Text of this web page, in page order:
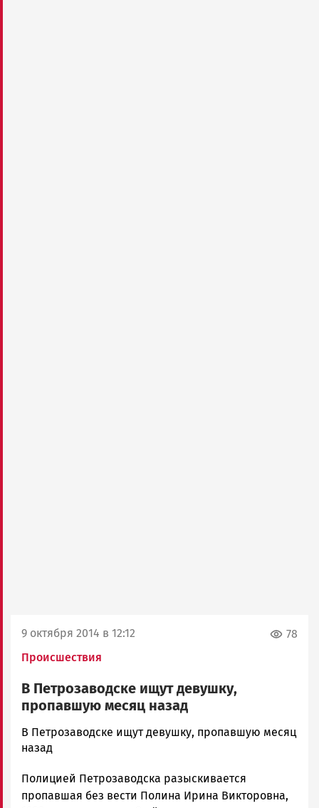
9 октября 2014 в 12:12
Происшествия
78
В Петрозаводске ищут девушку,
пропавшую месяц назад
admintimur
Новости
и
Карелии
В Петрозаводске ищут девушку, пропавшую месяц
назад
Полицией Петрозаводска разыскивается
пропавшая без вести Полина Ирина Викторовна,